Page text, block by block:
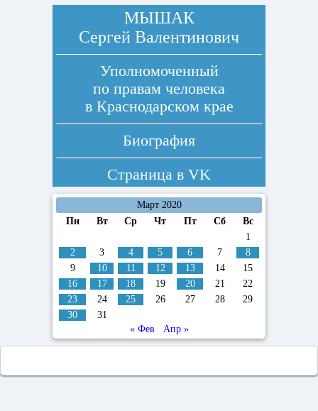
МЫШАК
Сергей Валентинович
Уполномоченный
по правам человека
в Краснодарском крае
Биография
Страница в VK
Март 2020
Пн
Вт Ср Чт Пт Сб
Вс
1
2
3 4 5 6 7
8
9
10 11 12 13 14
15
16
17 18 19 20 21
22
23
24 25 26 27 28
29
30
31
« Фев
Апр »